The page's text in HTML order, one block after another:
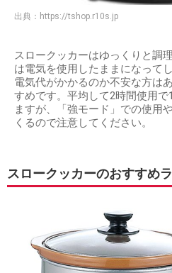
出典： https://tshop.r10s.jp
スロークッカーはゆっくりと調
は電気を使用したままになって
電気代がかかるのか不安な方は
すめです。平均して2時間使用
ますが、「強モード」での使用
くるので注意してください。
スロークッカーのおすすめ